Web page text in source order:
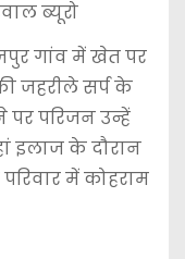
ब्यूरो
गांव में खेत पर
जहरीले सर्प के
पर परिजन उन्हें
इलाज के दौरान
में कोहराम